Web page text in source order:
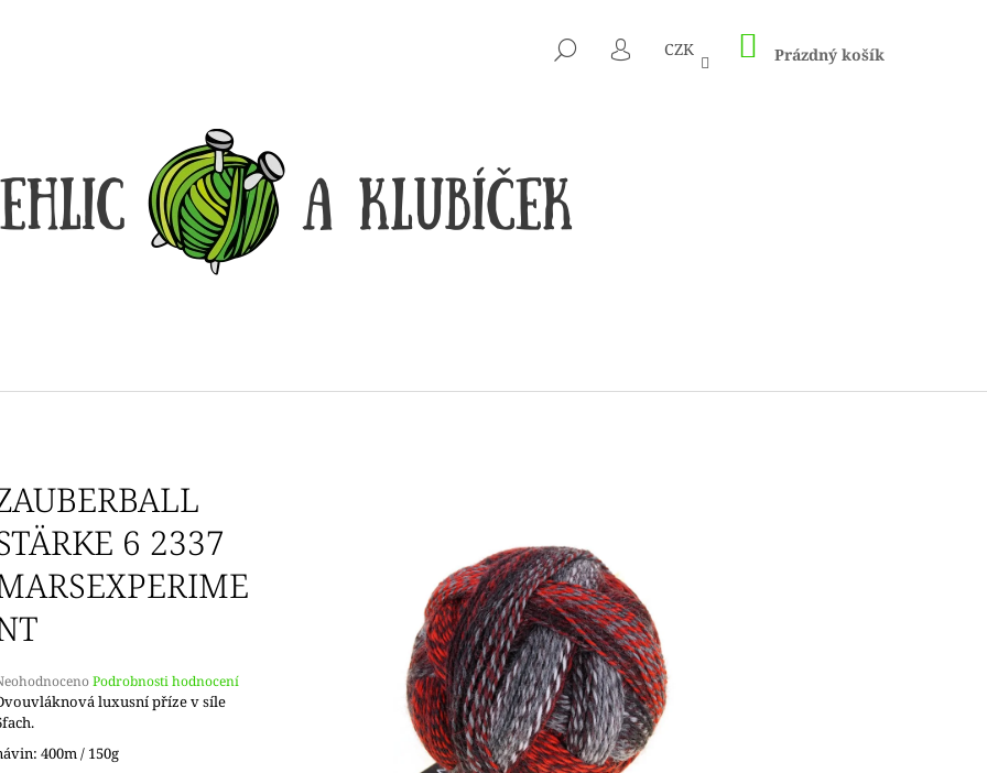
HLEDAT
PŘIHLÁŠENÍ
CZK NÁKUPNÍ
KOŠÍK
Prázdný košík
6 2337
Podrobnosti hodnocení
luxusní příze v síle
400m / 150g
CO POTŘEBUJETE NAJÍT?
HLEDAT
65 Kč